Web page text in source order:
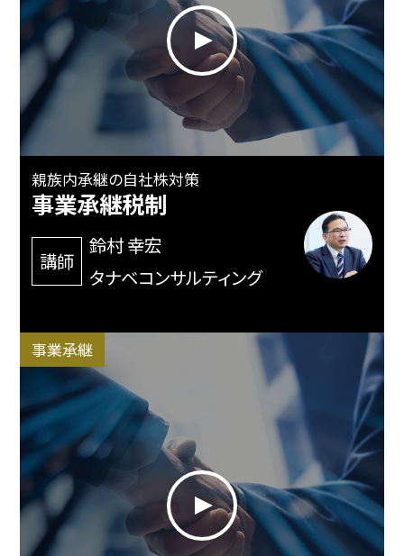
親族内承継の自社株対策
事業承継税制
講師
鈴村 幸宏
タナベコンサルティング
事業承継